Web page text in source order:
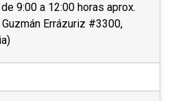
9:00 a 12:00 horas aprox.
Errázuriz #3300,